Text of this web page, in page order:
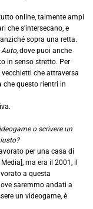
online, talmente ampi
che s’intersecano, e
sopra una retta.
dove puoi anche
in senso stretto. Per
che attraversa
che questo rientri in
o scrivere un
per una casa di
ma era il 2001, il
a questa
saremmo andati a
un videogame, è